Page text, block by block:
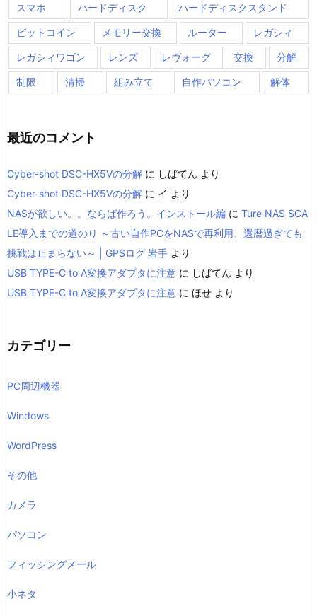
スマホ ハードディスク ハードディスクスタンド
ビットコイン メモリー交換 ルーター レガシィ
レガシィワゴン レンズ レヴォーグ 交換 分解
制限 清掃 組み立て 自作パソコン 解体
最近のコメント
Cyber-shot DSC-HX5Vの分解 に しばてん より
Cyber-shot DSC-HX5Vの分解 に イ より
NASが欲しい。。ならば作ろう。インストール編 に Ture NAS SCA
LE導入までの道のり ～古い自作PCをNASで再利用、還暦過ぎても
挑戦は止まらない～ | GPSログ 岩手 より
USB TYPE-C to A変換アダプタに注意 に しばてん より
USB TYPE-C to A変換アダプタに注意 に ほせ より
カテゴリー
PC周辺機器
Windows
WordPress
その他
カメラ
パソコン
フィッシングメール
小ネタ